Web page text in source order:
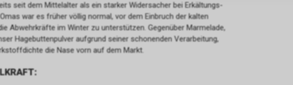
seit dem Mittelalter als ein starker Widersacher bei Erkältungs-
war es früher völlig normal, vor dem Einbruch der kalten
Abwehrkräfte im Winter zu unterstützen. Gegenüber Marmelade,
Hagebuttenpulver aufgrund seiner schonenden Verarbeitung,
die Nase vorn auf dem Markt.